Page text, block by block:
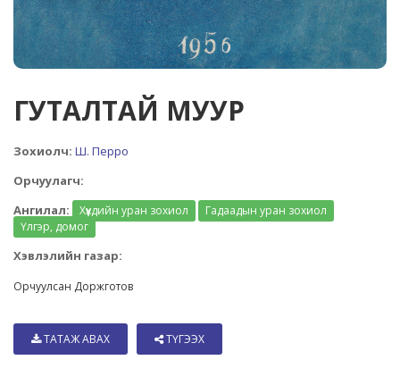
ГУТАЛТАЙ МУУР
Зохиолч: Ш. Перро
Орчуулагч:
Ангилал:
Хүүхдийн уран зохиол
Гадаадын уран зохиол
Үлгэр, домог
Хэвлэлийн газар:
Орчуулсан Доржготов
ТАТАЖ АВАХ ТҮГЭЭХ